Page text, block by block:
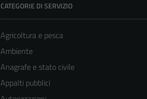
CATEGORIE DI SERVIZIO
Agricoltura e pesca
Ambiente
Anagrafe e stato civile
Appalti pubblici